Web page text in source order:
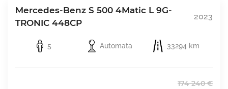
Mercedes-Benz S 500 4Matic L 9G-
TRONIC 448CP
2023
5 Automata 33294 km
174 240 €